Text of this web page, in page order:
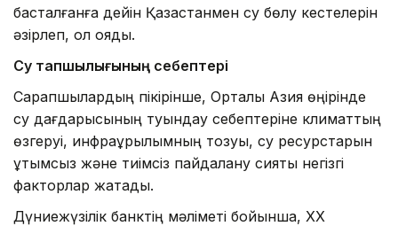
басталғанға дейін Қазақстанмен су бөлу кестелерін
әзірлеп, қол қояды.
Су тапшылығының себептері
Сарапшылардың пікірінше, Орталық Азия өңірінде
су дағдарысының туындау себептеріне климаттың
өзгеруі, инфрақұрылымның тозуы, су ресурстарын
ұтымсыз және тиімсіз пайдалану сияқты негізгі
факторлар жатады.
Дүниежүзілік банктің мәліметі бойынша, ХХ